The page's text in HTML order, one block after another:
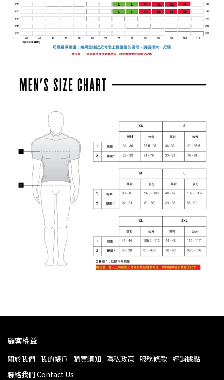
顧客權益
關於我們 我的帳戶 購買須知 隱私政策 服務條款 經銷據點
聯絡我們 Contact Us